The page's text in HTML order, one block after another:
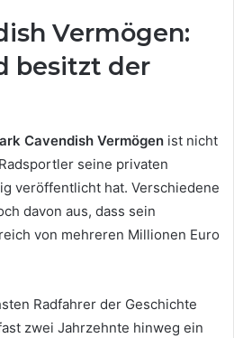
Vermögen:
besitzt der
Cavendish Vermögen ist nicht
seine privaten
veröffentlicht hat. Verschiedene
davon aus, dass sein
von mehreren Millionen Euro
Radfahrer der Geschichte
zwei Jahrzehnte hinweg ein